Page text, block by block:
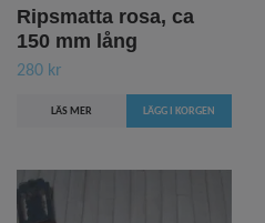
Ripsmatta rosa, ca
150 mm lång
280 kr
LÄS MER